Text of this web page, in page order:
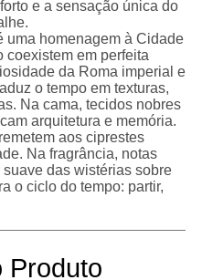
e a sensação única do
uma homenagem à Cidade
coexistem em perfeita
da Roma imperial e
o tempo em texturas,
Na cama, tecidos nobres
arquitetura e memória.
aos ciprestes
Na fragrância, notas
das wistérias sobre
o ciclo do tempo: partir,
Produto